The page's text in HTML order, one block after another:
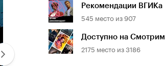
Кинопоиска
Рейтинг
Кинопоиска
8.2
Рекомендации ВГИКа
545 место из 907
Доступно на Смотрим
2175 место из3186